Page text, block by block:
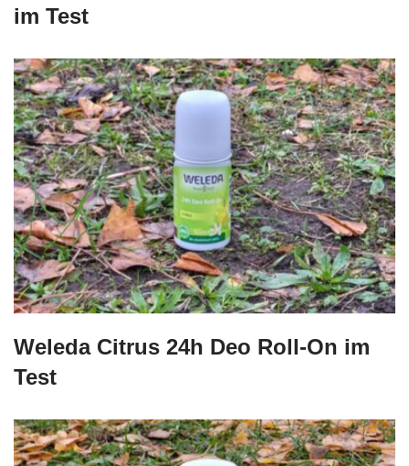
im Test
Weleda Citrus 24h Deo Roll-On im
Test